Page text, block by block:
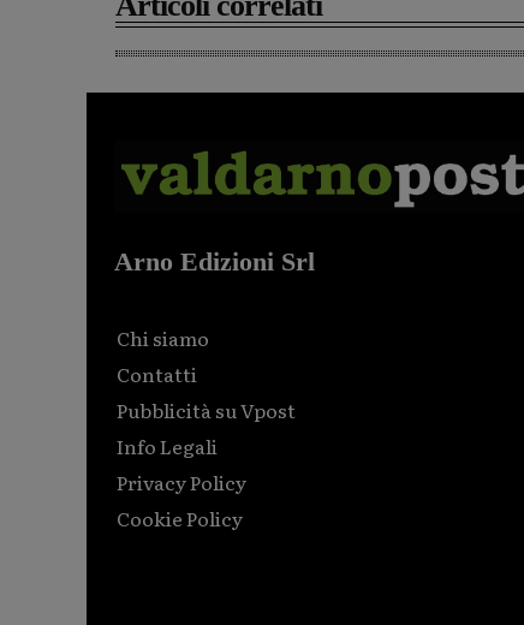
Arno Edizioni Srl
Chi siamo
Contatti
Pubblicità su Vpost
Info Legali
Privacy Policy
Cookie Policy